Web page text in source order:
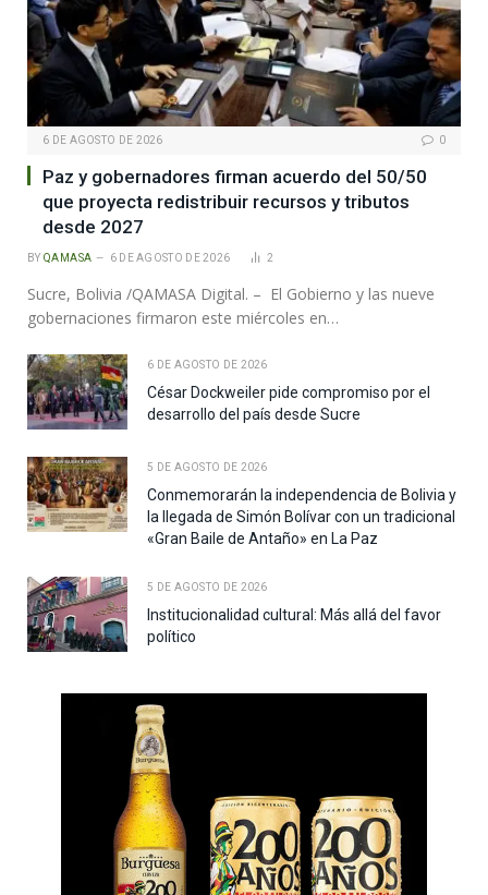
6 DE AGOSTO DE 2026 0
Paz y gobernadores firman acuerdo del 50/50
que proyecta redistribuir recursos y tributos
desde 2027
BY QAMASA 6 DE AGOSTO DE 2026 2
Sucre, Bolivia /QAMASA Digital. – El Gobierno y las nueve
gobernaciones firmaron este miércoles en…
6 DE AGOSTO DE 2026
César Dockweiler pide compromiso por el
desarrollo del país desde Sucre
5 DE AGOSTO DE 2026
Conmemorarán la independencia de Bolivia y
la llegada de Simón Bolívar con un tradicional
«Gran Baile de Antaño» en La Paz
5 DE AGOSTO DE 2026
Institucionalidad cultural: Más allá del favor
político